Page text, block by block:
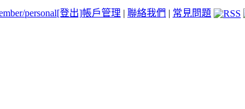
personal[登出]帳戶管理 | 聯絡我們 | 常見問題